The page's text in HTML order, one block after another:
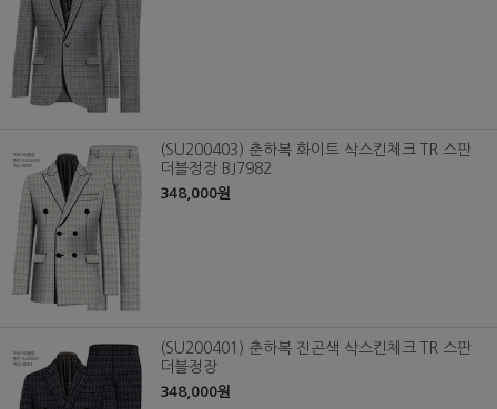
(SU200403) 춘하복 화이트 삭스킨체크 TR 스판
더블정장 BJ7982
348,000원
(SU200401) 춘하복 진곤색 삭스킨체크 TR 스판
더블정장
348,000원